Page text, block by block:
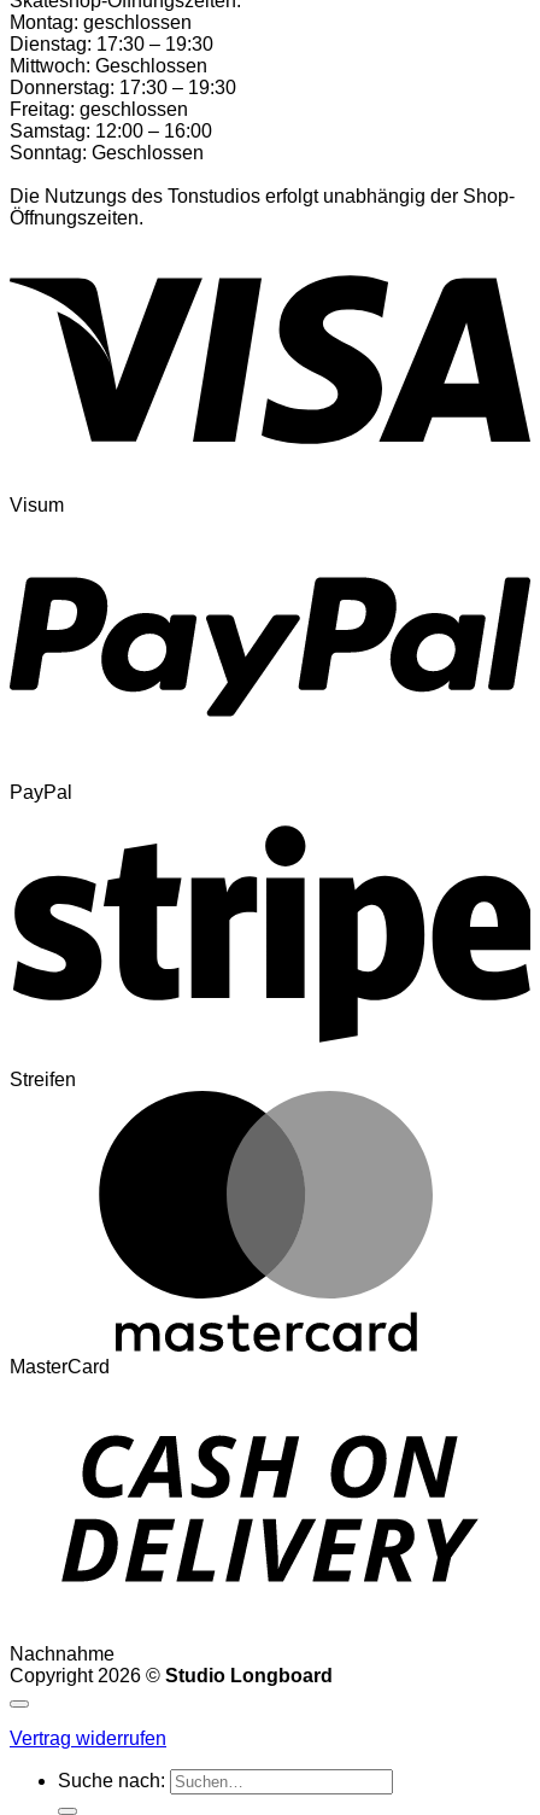
Montag: geschlossen
Dienstag: 17:30 – 19:30
Mittwoch: Geschlossen
Donnerstag: 17:30 – 19:30
Freitag: geschlossen
Samstag: 12:00 – 16:00
Sonntag: Geschlossen
Die Nutzungs des Tonstudios erfolgt unabhängig der Shop-
Öffnungszeiten.
Visum
PayPal
Streifen
MasterCard
Nachnahme
Copyright 2026 © Studio Longboard
Vertrag widerrufen
Suche nach: